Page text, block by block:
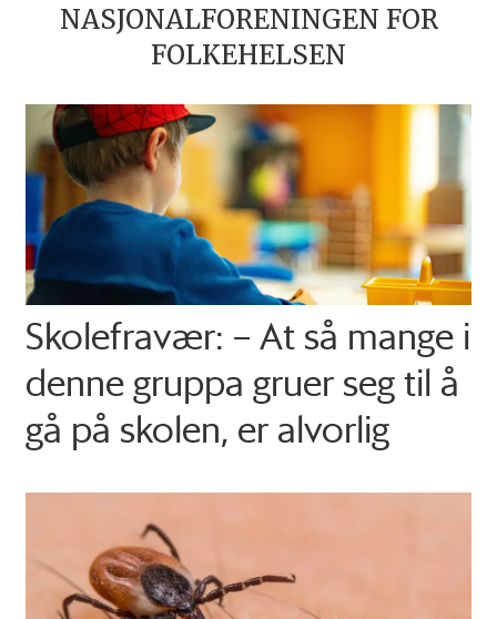
NASJONALFORENINGEN FOR
FOLKEHELSEN
Skolefravær: – At så mange i
denne gruppa gruer seg til å
gå på skolen, er alvorlig